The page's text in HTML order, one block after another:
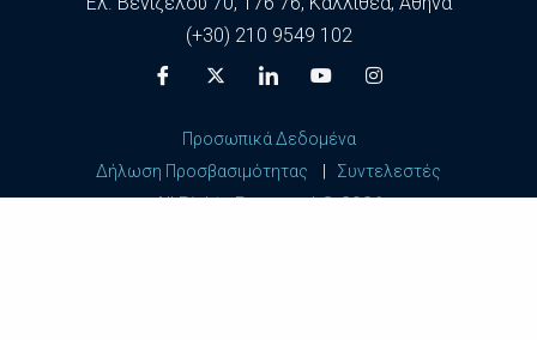
(+30) 210 9549 102
Προσωπικά Δεδομένα
Δήλωση Προσβασιμότητας
Συντελεστές
All Rights Reserved ©2026